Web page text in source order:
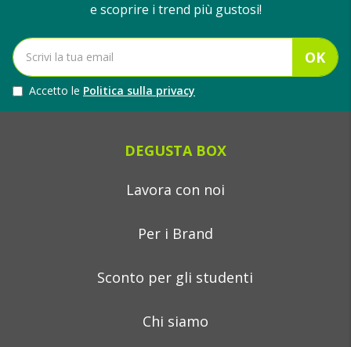
e scoprire i trend più gustosi!
OK
Accetto le Politica sulla privacy
DEGUSTA BOX
Lavora con noi
Per i Brand
Sconto per gli studenti
Chi siamo